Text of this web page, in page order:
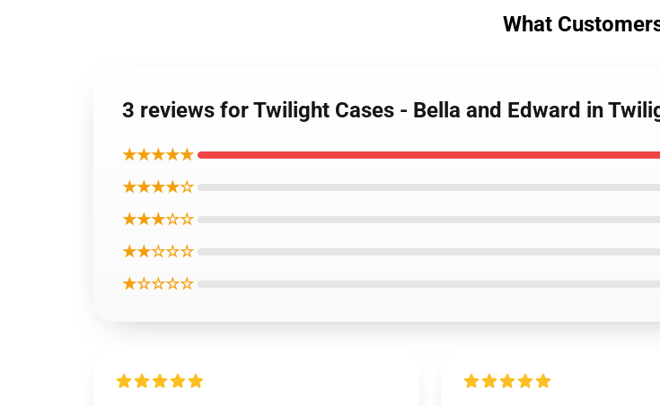
What
3 reviews for Twilight Cases - Bella and Edward in
★★★★★
★★★★☆
★★★☆☆
★★☆☆☆
★☆☆☆☆